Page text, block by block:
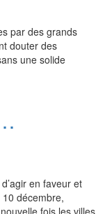
par des grands
douter des
une solide
en faveur et
décembre,
fois les villes